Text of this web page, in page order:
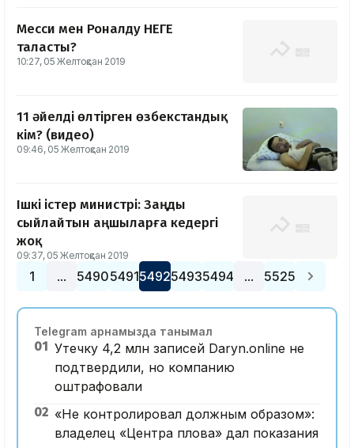
Месси мен Роналду НЕГЕ
таласты?
10:27, 05 Желтоқсан 2019
11 әйелді өлтірген өзбекстандық
кім? (видео)
09:46, 05 Желтоқсан 2019
Ішкі істер министрі: Заңды
сыйлайтын аңшыларға кедергі
жоқ
09:37, 05 Желтоқсан 2019
1 … 54905491549254935494 … 5525
Telegram арнамызда танымал
01 Утечку 4,2 млн записей Daryn.online не
подтвердили, но компанию
оштрафовали
02 «Не контролировал должным образом»:
владелец «Центра плова» дал показания